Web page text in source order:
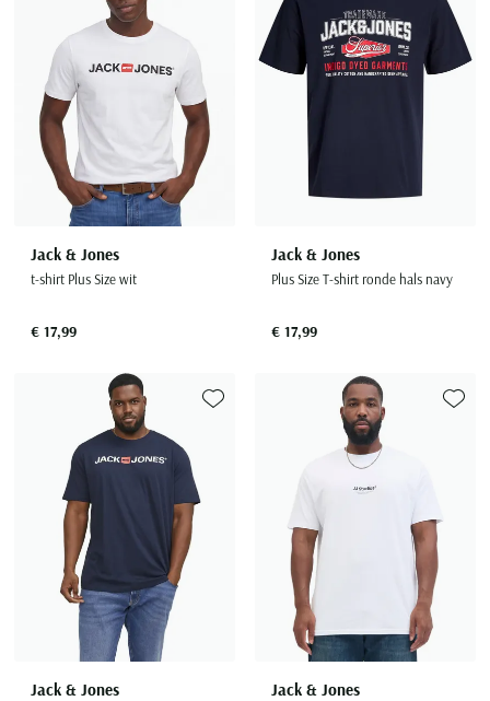
Jack & Jones
t-shirt Plus Size wit
€ 17,99
Jack & Jones
Plus Size T-shirt ronde hals navy
€ 17,99
Jack & Jones
Toevoegen aan favorieten
Jack & Jones